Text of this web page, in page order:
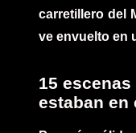
carretillero del
ve envuelto en
15 escenas
estaban en